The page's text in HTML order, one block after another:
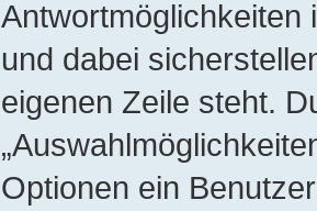
Antwortmöglichkeiten
und dabei
eigenen Zeile steht.
Optionen ein